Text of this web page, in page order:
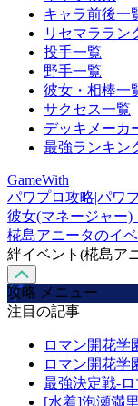
キャラ前後一
リセマララン
投手一覧
野手一覧
彼女・相棒一
サクセス一覧
デッキメーカ
最強ランキン
GameWith
パワプロ攻略|パワ
彼女(マネージャー)
椛島アニータのイ
絆イベント(椛島ア
攻略 メニュー
注目の記事
ロマン開花学
ロマン開花学
最強決定戦-
[水着]泡瀬満